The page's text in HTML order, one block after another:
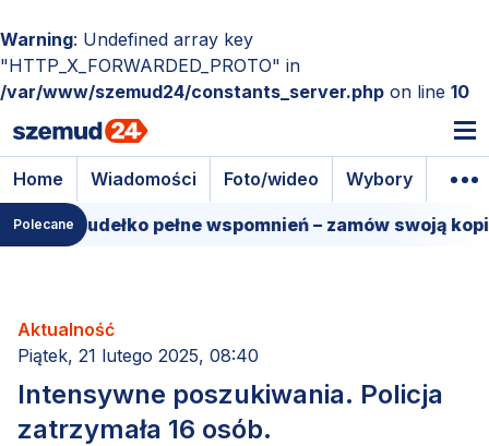
Warning: Undefined array key
"HTTP_X_FORWARDED_PROTO" in
/var/www/szemud24/constants_server.php on line 10
Home Wiadomości Foto/wideo Wybory
Polecanepudełko pełne wspomnień – zamów swoją kopię!
Aktualność
Piątek, 21 lutego 2025, 08:40
Intensywne poszukiwania. Policja
zatrzymała 16 osób.